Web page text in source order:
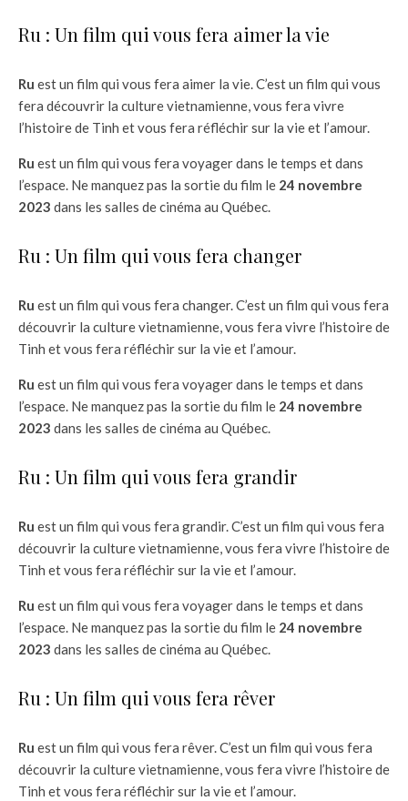
Ru : Un film qui vous fera aimer la vie
Ru est un film qui vous fera aimer la vie. C’est un film qui vous
fera découvrir la culture vietnamienne, vous fera vivre
l’histoire de Tinh et vous fera réfléchir sur la vie et l’amour.
Ru est un film qui vous fera voyager dans le temps et dans
l’espace. Ne manquez pas la sortie du film le 24 novembre
2023 dans les salles de cinéma au Québec.
Ru : Un film qui vous fera changer
Ru est un film qui vous fera changer. C’est un film qui vous fera
découvrir la culture vietnamienne, vous fera vivre l’histoire de
Tinh et vous fera réfléchir sur la vie et l’amour.
Ru est un film qui vous fera voyager dans le temps et dans
l’espace. Ne manquez pas la sortie du film le 24 novembre
2023 dans les salles de cinéma au Québec.
Ru : Un film qui vous fera grandir
Ru est un film qui vous fera grandir. C’est un film qui vous fera
découvrir la culture vietnamienne, vous fera vivre l’histoire de
Tinh et vous fera réfléchir sur la vie et l’amour.
Ru est un film qui vous fera voyager dans le temps et dans
l’espace. Ne manquez pas la sortie du film le 24 novembre
2023 dans les salles de cinéma au Québec.
Ru : Un film qui vous fera rêver
Ru est un film qui vous fera rêver. C’est un film qui vous fera
découvrir la culture vietnamienne, vous fera vivre l’histoire de
Tinh et vous fera réfléchir sur la vie et l’amour.